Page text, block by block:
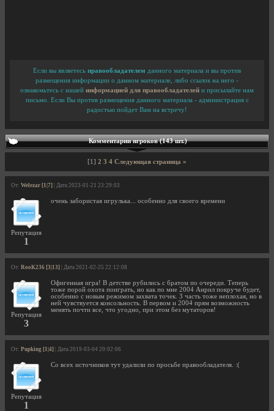
Если вы являетесь правообладателем данного материала и вы против
размещения информации о данном материале, либо ссылок на него -
ознакомьтесь с нашей информацией для правообладателей и присылайте нам
письмо. Если Вы против размещения данного материала - администрация с
радостью пойдет Вам на встречу!
Комментарии игроков (143 шт.)
[1] 2 3 4 Следующая страница »
От: Welezar [1|7] | Дата 2023-01-21 23:29:03
Репутация
1
очень забористая игрулька... особенно для своего времени
От: RooK236 [3|13] | Дата 2021-02-25 22:12:08
Репутация
3
Офигенная игра! В детстве рубились с братом по очереди. Теперь
тоже порой охота поиграть, но как по мне 2004 Анрил покруче будет,
особенно с новым режимом захвата точек. 3 часть тоже неплохая, но в
ней чувствуется консольность. В первом и 2004 прям возможность
менять почти все, что угодно, при этом без мутаторов!
От: Pupking [1|4] | Дата 2019-03-04 20:02:06
Репутация
1
Со всех источников тут удалили по просьбе правообладателя. :(